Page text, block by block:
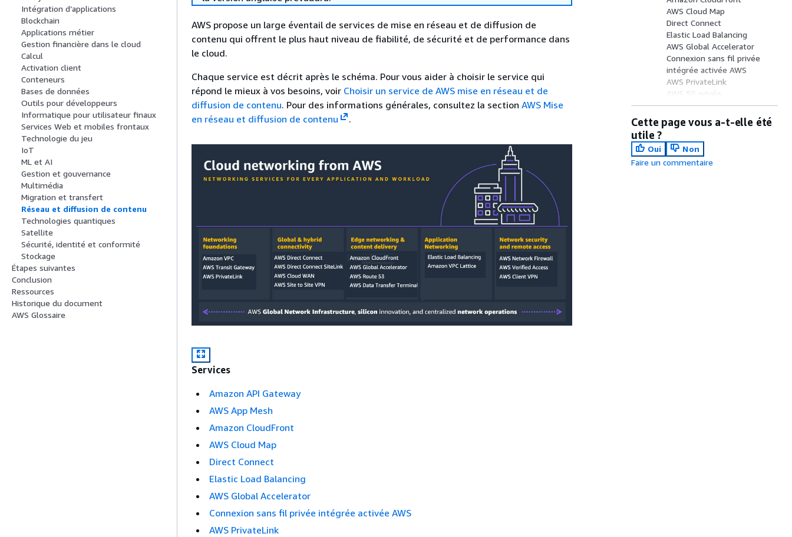
Intégration d’applications
Blockchain
Applications métier
Gestion financière dans le cloud
Calcul
Activation client
Conteneurs
Bases de données
Outils pour développeurs
Informatique pour utilisateur finaux
Services Web et mobiles frontaux
Technologie du jeu
IoT
ML et AI
Gestion et gouvernance
Multimédia
Migration et transfert
Réseau et diffusion de contenu
Technologies quantiques
Satellite
Sécurité, identité et conformité
Stockage
Étapes suivantes
Conclusion
Ressources
Historique du document
AWS Glossaire
AWS propose un large éventail de services de mise en réseau et de diffusion de
contenu qui offrent le plus haut niveau de fiabilité, de sécurité et de performance dans
le cloud.
Chaque service est décrit après le schéma. Pour vous aider à choisir le service qui
répond le mieux à vos besoins, voir Choisir un service de AWS mise en réseau et de
diffusion de contenu. Pour des informations générales, consultez la section AWS Mise
en réseau et diffusion de contenu
.
Services
Amazon API Gateway
AWS App Mesh
Amazon CloudFront
AWS Cloud Map
Direct Connect
Elastic Load Balancing
AWS Global Accelerator
Connexion sans fil privée intégrée activée AWS
AWS PrivateLink
AWS Cloud Map
Direct Connect
Elastic Load Balancing
AWS Global Accelerator
Connexion sans fil privée
intégrée activée AWS
AWS PrivateLink
AWS 5G privée
Amazon Route 53
AWS Transit Gateway
Accès vérifié par AWS
Amazon VPC
Amazon VPC Lattice
Site-to-Site VPN
Cette page vous a-t-elle été
utile ?
Oui
Non
Faire un commentaire